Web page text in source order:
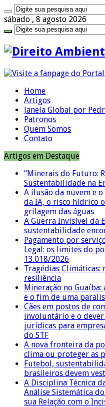
sábado , 8 agosto 2026
Home
Artigos
Janela Global por
Patronos
Quem Somos
Contato
Artigos em Destaque
“Minerais do Futuro:
Sustentabilidade na
A ilusão da nuvem e
da IA, o risco hídrico
grilagem das águas
A Guerra Invisível da
sustentabilidade
Pagamento por
Legal: os limites do
13.018/2026
Tragédias
resiliência
Mineração no
e o fim de uma
Cães em postos de
involuntário e o
jurídicas para
do STF
A nova fronteira da
clima ou proteger as
Futebol,
brasileiros devem
A Disciplina Técnica
Análise Sistemática
sua Relação com o